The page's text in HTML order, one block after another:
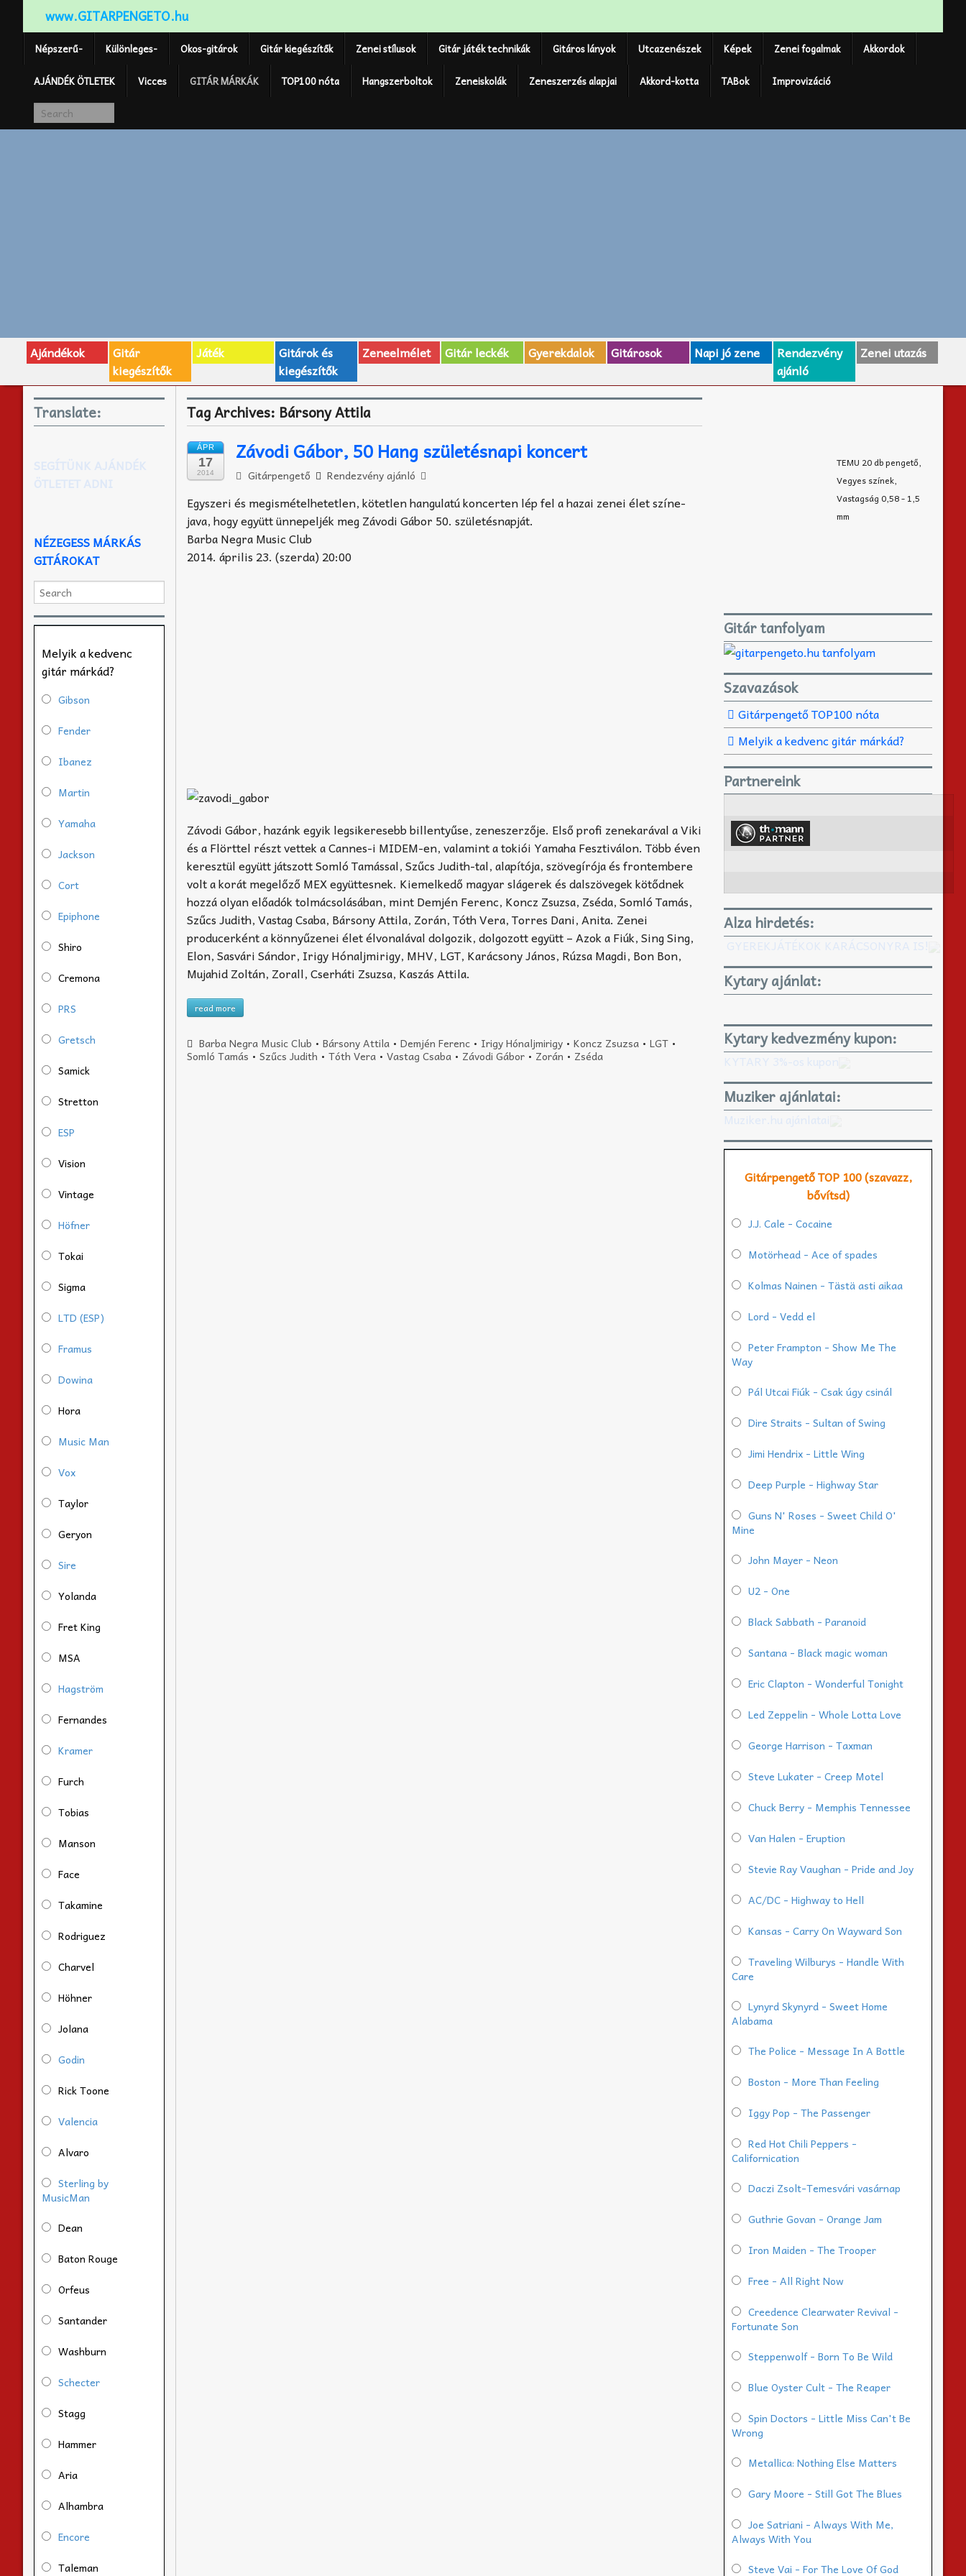
www.GITARPENGETO.hu
Népszerű- Különleges- Okos-gitárok Gitár kiegészítők Zenei stílusok Gitár játék technikák Gitáros lányok Utcazenészek Képek Zenei fogalmak Akkordok
AJÁNDÉK ÖTLETEK Vicces GITÁR MÁRKÁK TOP100 nóta Hangszerboltok Zeneiskolák Zeneszerzés alapjai Akkord-kotta TABok Improvizáció
Ajándékok
Gitár
kiegészítők
Játék
Gitárok és
kiegészítők
Zeneelmélet Gitár leckék Gyerekdalok Gitárosok Napi jó zene
Rendezvény
ajánló
Zenei utazás
Tag Archives: Bársony Attila
ÁPR
17
2014
Závodi Gábor, 50 Hang születésnapi koncert
Gitárpengető Rendezvény ajánló
Egyszeri és megismételhetetlen, kötetlen hangulatú koncerten lép fel a hazai zenei élet színe-
java, hogy együtt ünnepeljék meg Závodi Gábor 50. születésnapját.
Barba Negra Music Club
2014. április 23. (szerda) 20:00
Závodi Gábor, hazánk egyik legsikeresebb billentyűse, zeneszerzője. Első profi zenekarával a Viki
és a Flörttel részt vettek a Cannes-i MIDEM-en, valamint a tokiói Yamaha Fesztiválon. Több éven
keresztül együtt játszott Somló Tamással, Szűcs Judith-tal, alapítója, szövegírója és frontembere
volt a korát megelőző MEX együttesnek. Kiemelkedő magyar slágerek és dalszövegek kötődnek
hozzá olyan előadók tolmácsolásában, mint Demjén Ferenc, Koncz Zsuzsa, Zséda, Somló Tamás,
Szűcs Judith, Vastag Csaba, Bársony Attila, Zorán, Tóth Vera, Torres Dani, Anita. Zenei
producerként a könnyűzenei élet élvonalával dolgozik, dolgozott együtt – Azok a Fiúk, Sing Sing,
Elon, Sasvári Sándor, Irigy Hónaljmirigy, MHV, LGT, Karácsony János, Rúzsa Magdi, Bon Bon,
Mujahid Zoltán, Zorall, Cserháti Zsuzsa, Kaszás Attila.
read more
Barba Negra Music Club • Bársony Attila• Demjén Ferenc• Irigy Hónaljmirigy• Koncz Zsuzsa• LGT•
Somló Tamás •Szűcs Judith •Tóth Vera •Vastag Csaba • Závodi Gábor • Zorán • Zséda
Translate:
SEGÍTÜNK AJÁNDÉK
ÖTLETET ADNI
NÉZEGESS MÁRKÁS
GITÁROKAT
Melyik a kedvenc
gitár márkád?
Gibson
Fender
Ibanez
Martin
Yamaha
Jackson
Cort
Epiphone
Shiro
Cremona
PRS
Gretsch
Samick
Stretton
ESP
Vision
Vintage
Höfner
Tokai
Sigma
LTD (ESP)
Framus
Dowina
Hora
Music Man
Vox
Taylor
Geryon
Sire
Yolanda
Fret King
MSA
Hagström
Fernandes
Kramer
Furch
Tobias
Manson
Face
Takamine
Rodriguez
Charvel
Höhner
Jolana
Godin
Rick Toone
Valencia
Alvaro
Sterling by
MusicMan
Dean
Baton Rouge
Orfeus
Santander
Washburn
Schecter
Stagg
Hammer
Aria
Alhambra
Encore
Taleman
TEMU 20 db pengető,
Vegyes színek,
Vastagság 0,58 - 1,5
mm
Gitár tanfolyam
Szavazások
Gitárpengető TOP100 nóta
Melyik a kedvenc gitár márkád?
Partnereink
Alza hirdetés:
GYEREKJÁTÉKOK KARÁCSONYRA IS!
Kytary ajánlat:
Kytary kedvezmény kupon:
KYTARY 3%-os kupon
Muziker ajánlatai:
Muziker.hu ajánlatai
Gitárpengető TOP 100 (szavazz,
bővítsd)
J.J. Cale - Cocaine
Motörhead - Ace of spades
Kolmas Nainen - Tästä asti aikaa
Lord - Vedd el
Peter Frampton - Show Me The
Way
Pál Utcai Fiúk - Csak úgy csinál
Dire Straits - Sultan of Swing
Jimi Hendrix - Little Wing
Deep Purple - Highway Star
Guns N' Roses - Sweet Child O'
Mine
John Mayer - Neon
U2 - One
Black Sabbath - Paranoid
Santana - Black magic woman
Eric Clapton - Wonderful Tonight
Led Zeppelin - Whole Lotta Love
George Harrison - Taxman
Steve Lukater - Creep Motel
Chuck Berry - Memphis Tennessee
Van Halen - Eruption
Stevie Ray Vaughan - Pride and Joy
AC/DC - Highway to Hell
Kansas - Carry On Wayward Son
Traveling Wilburys - Handle With
Care
Lynyrd Skynyrd - Sweet Home
Alabama
The Police - Message In A Bottle
Boston - More Than Feeling
Iggy Pop - The Passenger
Red Hot Chili Peppers -
Californication
Daczi Zsolt-Temesvári vasárnap
Guthrie Govan - Orange Jam
Iron Maiden - The Trooper
Free - All Right Now
Creedence Clearwater Revival -
Fortunate Son
Steppenwolf - Born To Be Wild
Blue Oyster Cult - The Reaper
Spin Doctors - Little Miss Can't Be
Wrong
Metallica: Nothing Else Matters
Gary Moore - Still Got The Blues
Joe Satriani - Always With Me,
Always With You
Steve Vai - For The Love Of God